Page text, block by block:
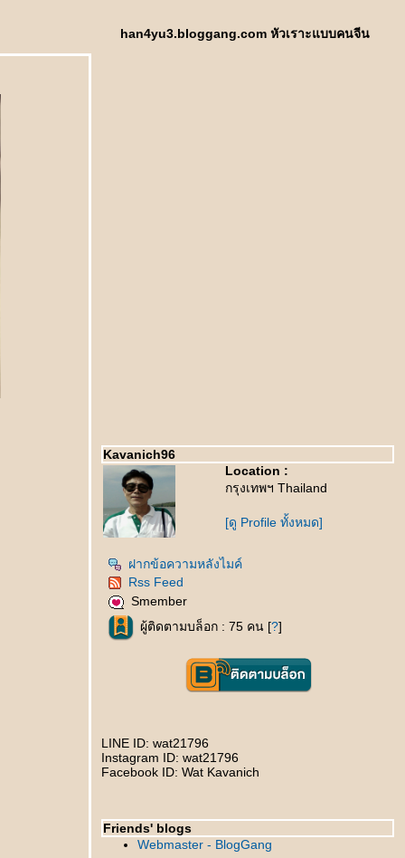
han4yu3.bloggang.com หัวเราะแบบคนจีน
Kavanich96
Location :
กรุงเทพฯ Thailand
[ดู Profile ทั้งหมด]
ฝากข้อความหลังไมค์
Rss Feed
Smember
ผู้ติดตามบล็อก : 75 คน [?]
LINE ID: wat21796
Instagram ID: wat21796
Facebook ID: Wat Kavanich
Friends' blogs
Webmaster - BlogGang